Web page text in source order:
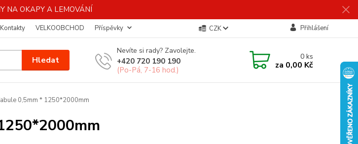
NA OKAPY A LEMOVÁNÍ
Kontakty VELKOOBCHOD Příspěvky CZK Přihlášení
Hledat
Nevíte si rady? Zavolejte.
+420 720 190 190
(Po-Pá, 7-16 hod.)
0ks
za 0,00 Kč
0,5mm * 1250*2000mm